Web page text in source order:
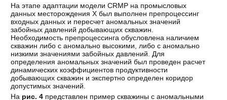
На этапе адаптации модели CRMP на промысловых
данных месторождения Х был выполнен препроцессинг
входных данных и пересчет аномальных значений
забойных давлений добывающих скважин.
Необходимость препроцессинга обусловлена наличием
скважин либо с аномально высокими, либо с аномально
низкими значениями забойных давлений. Для
определения аномальных значений был проведен расчет
динамических коэффициентов продуктивности
добывающих скважин и экспертно определен коридор
допустимых значений.
На рис. 4 представлен пример скважины с аномальными